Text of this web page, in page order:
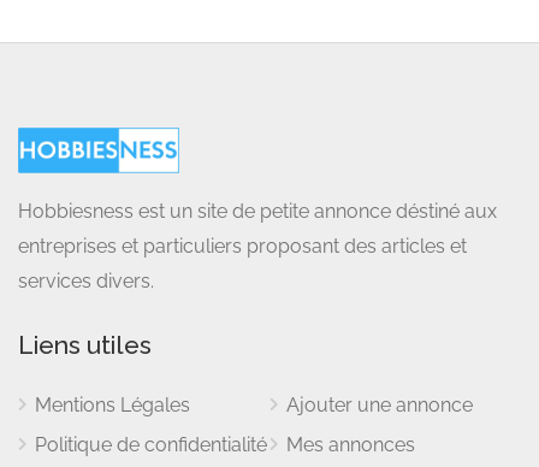
Hobbiesness est un site de petite annonce déstiné aux
entreprises et particuliers proposant des articles et
services divers.
Liens utiles
Mentions Légales
Politique de confidentialité
Ajouter une annonce
Mes annonces